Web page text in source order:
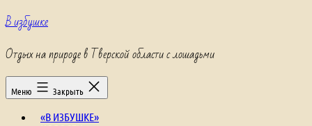
Перейти
к
В избушке
Отдых на природе в Тверской области с лошадьми
Меню Закрыть
«В ИЗБУШКЕ»